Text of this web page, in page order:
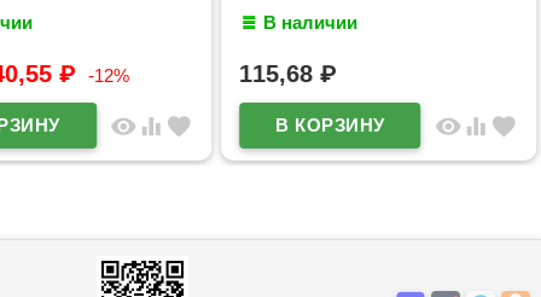
₽ -12%
visibility equalizer favorite
В наличии
115,68₽
visibility equalizer favorite